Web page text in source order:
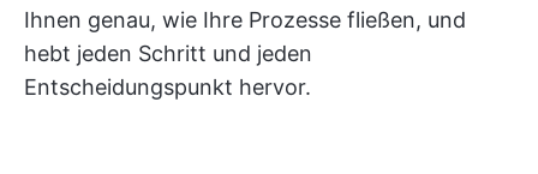
Ihnen genau, wie Ihre Prozesse fließen, und
hebt jeden Schritt und jeden
Entscheidungspunkt hervor.